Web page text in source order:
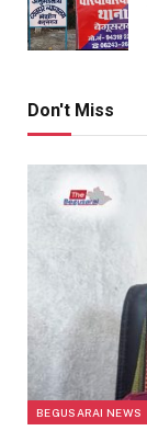
Don't Miss
BEGUSARAI NEWS